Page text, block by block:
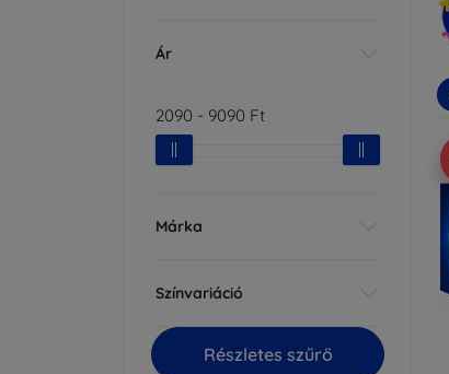
Ár
2090 - 9090 Ft
Márka
Színvariáció
Részletes szűrő